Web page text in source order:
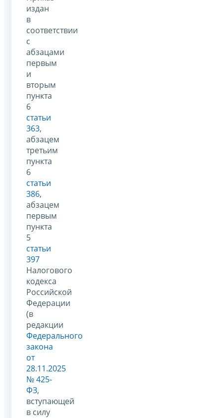
издан
в
соответствии
с
абзацами
первым
и
вторым
пункта
6
статьи
363,
абзацем
третьим
пункта
6
статьи
386,
абзацем
первым
пункта
5
статьи
397
Налогового
кодекса
Российской
Федерации
(в
редакции
Федерального
закона
от
28.11.2025
№ 425-
ФЗ,
вступающей
в силу